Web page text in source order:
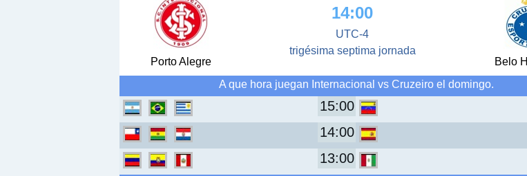
Porto Alegre
14:00
UTC-4
trigésima septima jornada
Belo
A que hora juegan Internacional vs Cruzeiro el domingo.
15:00
14:00
13:00